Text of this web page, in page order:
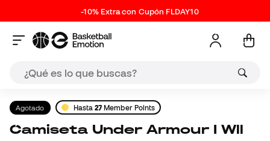
-10% Extra con Cupón FLDAY10
Agotado Hasta27 Member Points
Camiseta Under Armour I Wll